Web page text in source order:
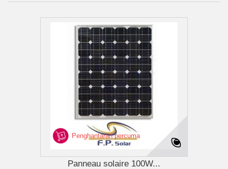
Penghantaran percuma
Panneau solaire 100W...